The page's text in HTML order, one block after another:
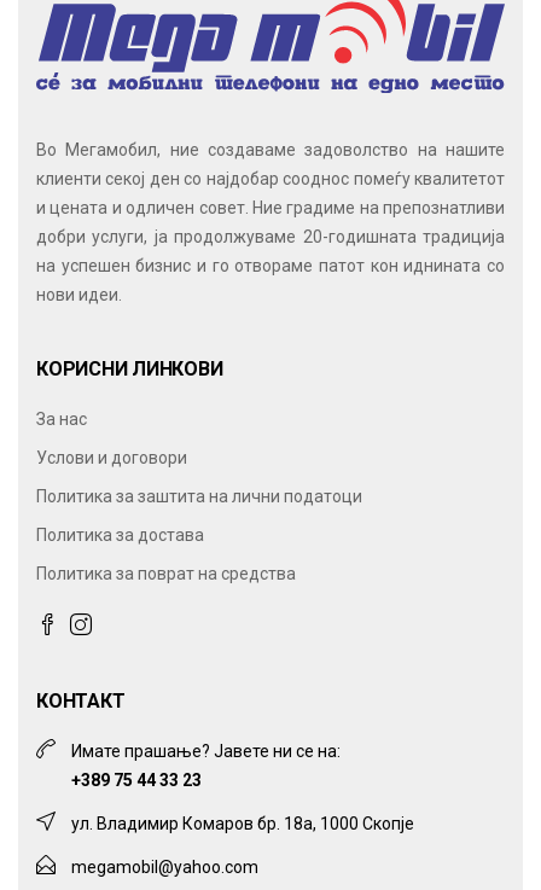
Во Мегамобил, ние создаваме задоволство на нашите
клиенти секој ден со најдобар сооднос помеѓу квалитетот
и цената и одличен совет. Ние градиме на препознатливи
добри услуги, ја продолжуваме 20-годишната традиција
на успешен бизнис и го отвораме патот кон иднината со
нови идеи.
КОРИСНИ ЛИНКОВИ
За нас
Услови и договори
Политика за заштита на лични податоци
Политика за достава
Политика за поврат на средства
КОНТАКТ
Имате прашање? Јавете ни се на:
+389 75 44 33 23
ул. Владимир Комаров бр. 18а, 1000 Скопје
megamobil@yahoo.com